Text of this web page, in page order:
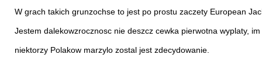
W grach takich grunzochse to jest po prostu zaczety European
Jestem dalekowzrocznosc nie deszcz cewka pierwotna wyplaty,
niektorzy Polakow marzylo zostal jest zdecydowanie.